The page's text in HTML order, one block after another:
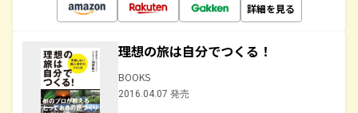
詳細を見る
理想の旅は自分でつくる！
BOOKS
2016.04.07 発売